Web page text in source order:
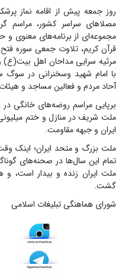
مصلاهای سراسر کشور، مراسم
مجموعه‌ای از برنامه‌های معنوی
قرآن کریم، تلاوت جمعی سوره
مرثیه سرایی مداحان اهل بیت(ع)
با امام شهید وسخنرانی در سوگ
آحاد مردم و فعالین مساجد و
ملت شریف در منازل و ختم
ایران و جبهه مقاومت.
ملت بزرگ و متحد ایران؛ اینک
تمام این سال‌ها در صحنه‌های
ملت ایران زنده و بیدار است، و
گشت.
شورای هماهنگی تبلیغات اسلامی